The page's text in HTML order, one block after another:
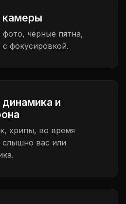
камеры
чёрные пятна,
фокусировкой.
и
хрипы, во время
слышно вас или